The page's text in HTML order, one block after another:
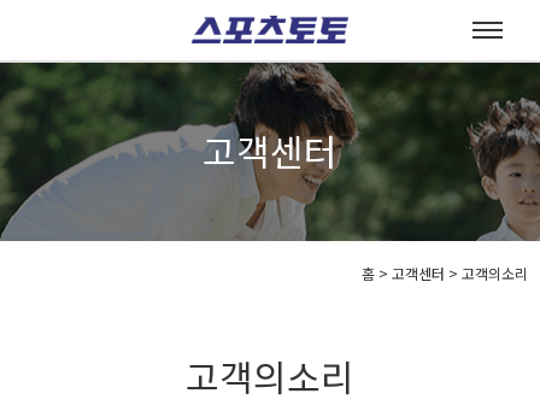
고객센터
홈 > 고객센터 > 고객의소리
고객의소리